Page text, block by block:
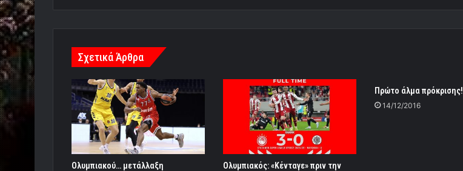
Σχετικά Άρθρα
Ολυμπιακού… μετάλλαξη Ολυμπιακός: «Κένταγε» πριν την
Πρώτο άλμα πρόκρισης!
14/12/2016